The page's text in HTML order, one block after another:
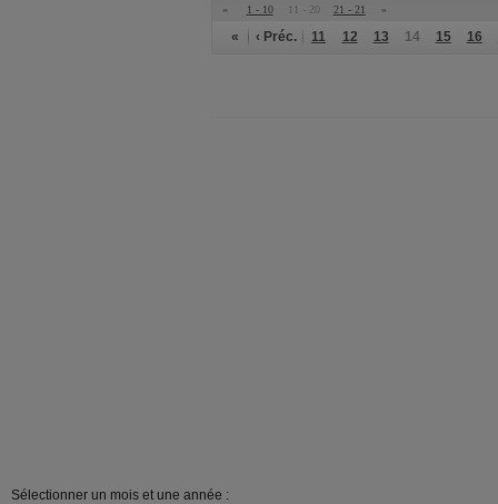
« 1 - 10 11 - 20 21 - 21 »
« ‹ Préc. 11 12 13 14 15 16
Sélectionner un mois et une année :